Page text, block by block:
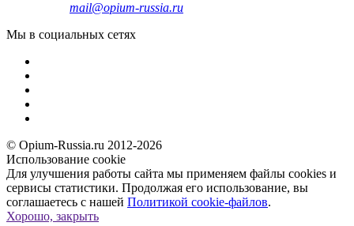
mail@opium-russia.ru
Мы в социальных сетях
© Opium-Russia.ru 2012-2026
Использование cookie
Для улучшения работы сайта мы применяем файлы cookies и
сервисы статистики. Продолжая его использование, вы
соглашаетесь с нашей Политикой cookie-файлов.
Хорошо, закрыть